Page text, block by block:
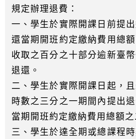
規定辦理退費：
一、學生於實際開課日前提
還當期開班約定繳納費用總
收取之百分之十部分逾新臺
退還。
二、學生於實際開課日起，
時數之三分之一期間內提出
當期開班約定繳納費用總額之
三、學生於達全期或總課程